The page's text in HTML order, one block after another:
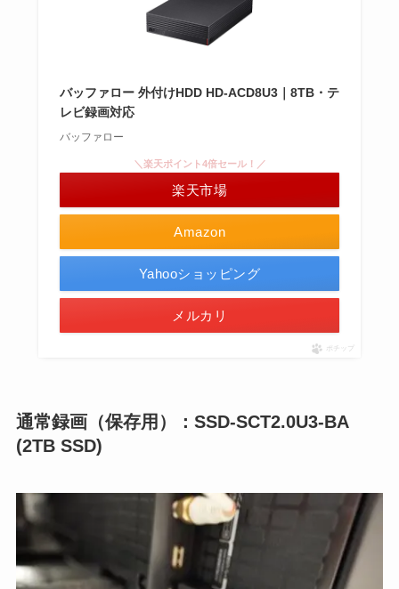
バッファロー 外付けHDD HD-ACD8U3｜8TB・テ
レビ録画対応
バッファロー
Amazon
＼楽天ポイント4倍セール！／
楽天市場
Yahooショッピング
メルカリ
ポチップ
通常録画（保存用）：SSD-SCT2.0U3-BA
(2TB SSD)